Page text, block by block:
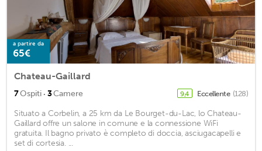
a partire da
65€
Chateau-Gaillard
7Ospiti · 3Camere 9,4 Eccellente (128)
Situato a Corbelin, a 25 km da Le Bourget-du-Lac, lo Chateau-
Gaillard offre un salone in comune e la connessione WiFi
gratuita. Il bagno privato è completo di doccia, asciugacapelli e
set di cortesia. ...